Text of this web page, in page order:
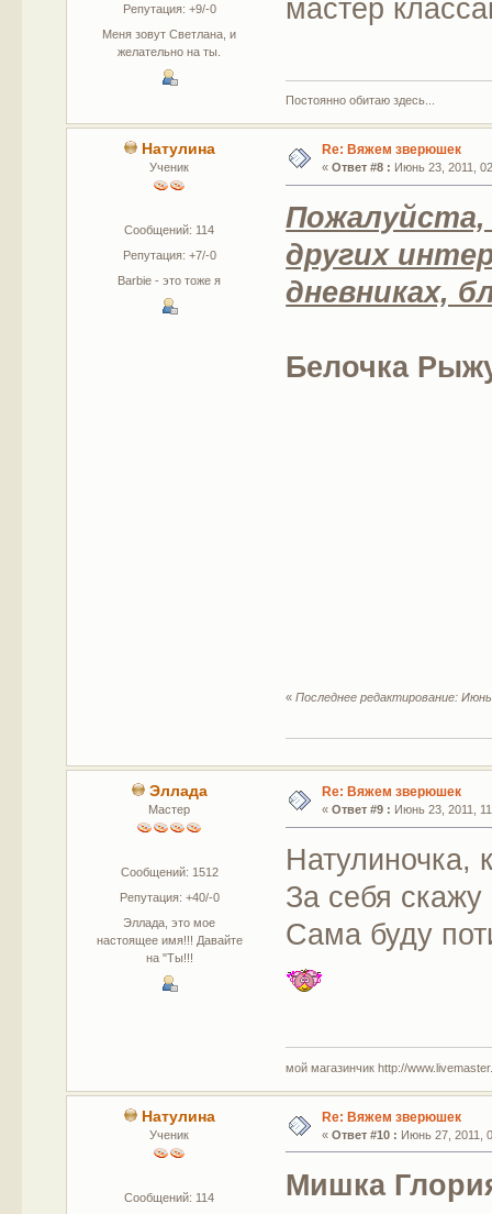
Репутация: +9/-0
Меня зовут Светлана, и
желательно на ты.
мастер
Постоянно обитаю здесь...
Натулина
Ученик
Сообщений: 114
Репутация: +7/-0
Barbie - это тоже я
Re: Вяжем зверюшек
« Ответ #8 : Июнь 23, 2011,
других
дневниках,
Белочка
«Последнее редактирование:
Эллада
Мастер
Сообщений: 1512
Репутация: +40/-0
Эллада, это мое
настоящее имя!!! Давайте
на "Ты!!!
Re: Вяжем зверюшек
« Ответ #9 : Июнь 23, 2011,
Натулиночка,
За себя
Сама буду
мой магазинчик http://
Натулина
Ученик
Сообщений: 114
Re: Вяжем зверюшек
« Ответ #10 : Июнь 27, 2011,
Мишка